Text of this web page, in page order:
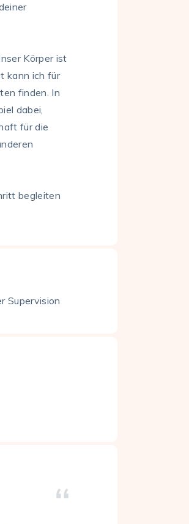
Körper ist
kann ich für
finden. In
dabei,
für die
begleiten
Supervision